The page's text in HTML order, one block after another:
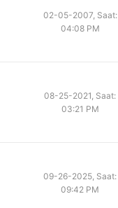
02-05-2007, Saat:
04:08 PM
08-25-2021, Saat:
03:21 PM
09-26-2025, Saat:
09:42 PM